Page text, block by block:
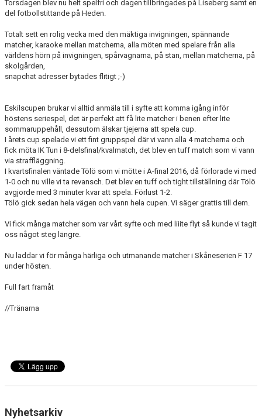
Torsdagen blev nu helt spelfri och dagen tillbringades på Liseberg samt en
del fotbollstittande på Heden.
Totalt sett en rolig vecka med den mäktiga invigningen, spännande
matcher, karaoke mellan matcherna, alla möten med spelare från alla
världens hörn på invigningen, spårvagnarna, på stan, mellan matcherna, på
skolgården,
snapchat adresser bytades flitigt ;-)
Eskilscupen brukar vi alltid anmäla till i syfte att komma igång inför
höstens seriespel, det är perfekt att få lite matcher i benen efter lite
sommaruppehåll, dessutom älskar tjejerna att spela cup.
I årets cup spelade vi ett fint gruppspel där vi vann alla 4 matcherna och
fick möta IK Tun i 8-delsfinal/kvalmatch, det blev en tuff match som vi vann
via straffläggning.
I kvartsfinalen väntade Tölö som vi mötte i A-final 2016, då förlorade vi med
1-0 och nu ville vi ta revansch. Det blev en tuff och tight tillställning där Tölö
avgjorde med 3 minuter kvar att spela. Förlust 1-2.
Tölö gick sedan hela vägen och vann hela cupen. Vi säger grattis till dem.
Vi fick många matcher som var vårt syfte och med liiite flyt så kunde vi tagit
oss något steg längre.
Nu laddar vi för många härliga och utmanande matcher i Skåneserien F 17
under hösten.
Full fart framåt
//Tränarna
Nyhetsarkiv